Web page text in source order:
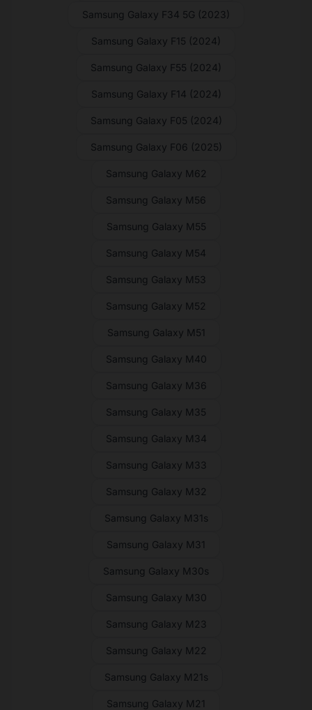
Samsung Galaxy F34 5G (2023)
Samsung Galaxy F15 (2024)
Samsung Galaxy F55 (2024)
Samsung Galaxy F14 (2024)
Samsung Galaxy F05 (2024)
Samsung Galaxy F06 (2025)
Samsung Galaxy M62
Samsung Galaxy M56
Samsung Galaxy M55
Samsung Galaxy M54
Samsung Galaxy M53
Samsung Galaxy M52
Samsung Galaxy M51
Samsung Galaxy M40
Samsung Galaxy M36
Samsung Galaxy M35
Samsung Galaxy M34
Samsung Galaxy M33
Samsung Galaxy M32
Samsung Galaxy M31s
Samsung Galaxy M31
Samsung Galaxy M30s
Samsung Galaxy M30
Samsung Galaxy M23
Samsung Galaxy M22
Samsung Galaxy M21s
Samsung Galaxy M21